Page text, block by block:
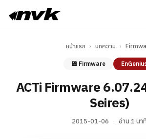
หน้าแรก › บทความ ›
💾 Firmware
ACTi Firmware
Seires)
2015-01-06 · อ่าน 1 นาที